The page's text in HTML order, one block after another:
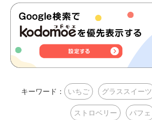
キーワード： いちご グラススイーツ
ストロベリー パフェ